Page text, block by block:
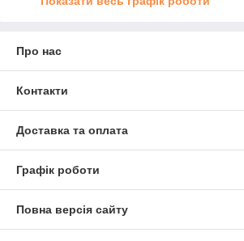
Про нас
Контакти
Доставка та оплата
Графік роботи
Повна версія сайту